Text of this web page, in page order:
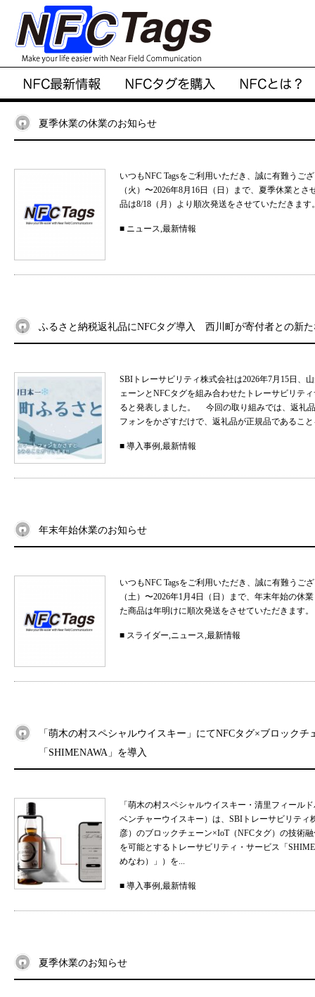
夏季休業の休業のお知らせ
いつもNFC Tagsをご利用いただき、誠に有難う
（火）〜2026年8月16日（日）まで、夏季休業と
品は8/18（月）より順次発送をさせていただきま
■ ニュース,最新情報
ふるさと納税返礼品にNFCタグ導入 西川町が寄付者との新
SBIトレーサビリティ株式会社は2026年7月15日、
ェーンとNFCタグを組み合わせたトレーサビリテ
ると発表しました。 今回の取り組みでは、返礼
フォンをかざすだけで、返礼品が正規品であるこ
■ 導入事例,最新情報
年末年始休業のお知らせ
いつもNFC Tagsをご利用いただき、誠に有難う
（土）〜2026年1月4日（日）まで、年末年始の
た商品は年明けに順次発送をさせていただきます
■ スライダー,ニュース,最新情報
「萌木の村スペシャルウイスキー」にてNFCタグ×ブロックチ
「SHIMENAWA」を導入
「萌木の村スペシャルウイスキー・清里フィール
ベンチャーウイスキー）は、SBIトレーサビリテ
彦）のブロックチェーン×IoT（NFCタグ）の技術
を可能とするトレーサビリティ・サービス「
めなわ）」）を...
■ 導入事例,最新情報
夏季休業のお知らせ